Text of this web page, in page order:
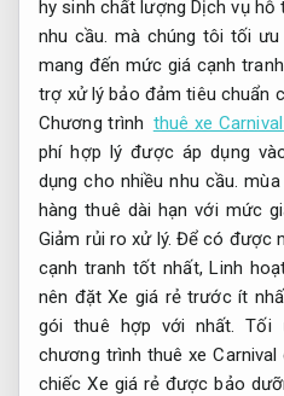
hy sinh chất lượng Dịch vụ hỗ
nhu cầu. mà chúng tôi tối ưu
mang đến mức giá cạnh
trợ xử lý bảo đảm tiêu chuẩn
Chương trình thuê xe
phí hợp lý được áp dụng
dụng cho nhiều nhu cầu.
hàng thuê dài hạn với mức
Giảm rủi ro xử lý. Để có được
cạnh tranh tốt nhất,Linh
nên đặt Xe giá rẻ trước ít
gói thuê hợp với nhất.Tối
chương trình thuê xe
chiếc Xe giá rẻ được bảo